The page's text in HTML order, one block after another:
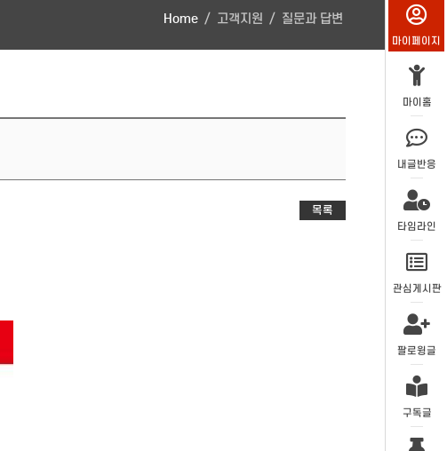
Home 고객지원 질문과 답변
목록
마이페이지
마이홈
내글반응
타임라인
관심게시판
팔로윙글
구독글